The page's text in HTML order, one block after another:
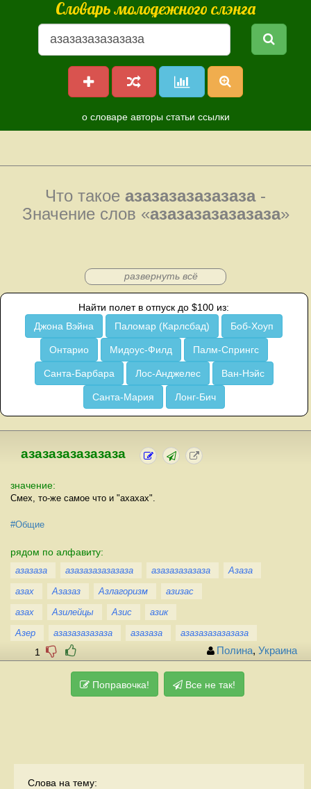
Словарь молодежного слэнга
о словаре авторы статьи ссылки
Что такое азазазазазазаза-
Значение слов «азазазазазазаза»
развернуть всё
Найти полет в отпуск до $100 из:
Джона Вэйна
Паломар (Карлсбад) Боб-Хоуп
Онтарио Мидоус-Филд Палм-Спрингс
Санта-Барбара Лос-Анджелес Ван-Нэйс
Санта-Мария Лонг-Бич
азазазазазазаза
значение:
Смех, то-же самое что и "ахахах".
#Общие
рядом по алфавиту:
азазаза азазазазазазаза азазазазазаза
Азаза
азах
Азазаз Азлагоризм
азизас
азах
Азилейцы Азис
азик
Азер
азазазазазаза азазаза азазазазазазаза
1 Полина, Украина
Поправочка! Все не так!
Слова на тему: